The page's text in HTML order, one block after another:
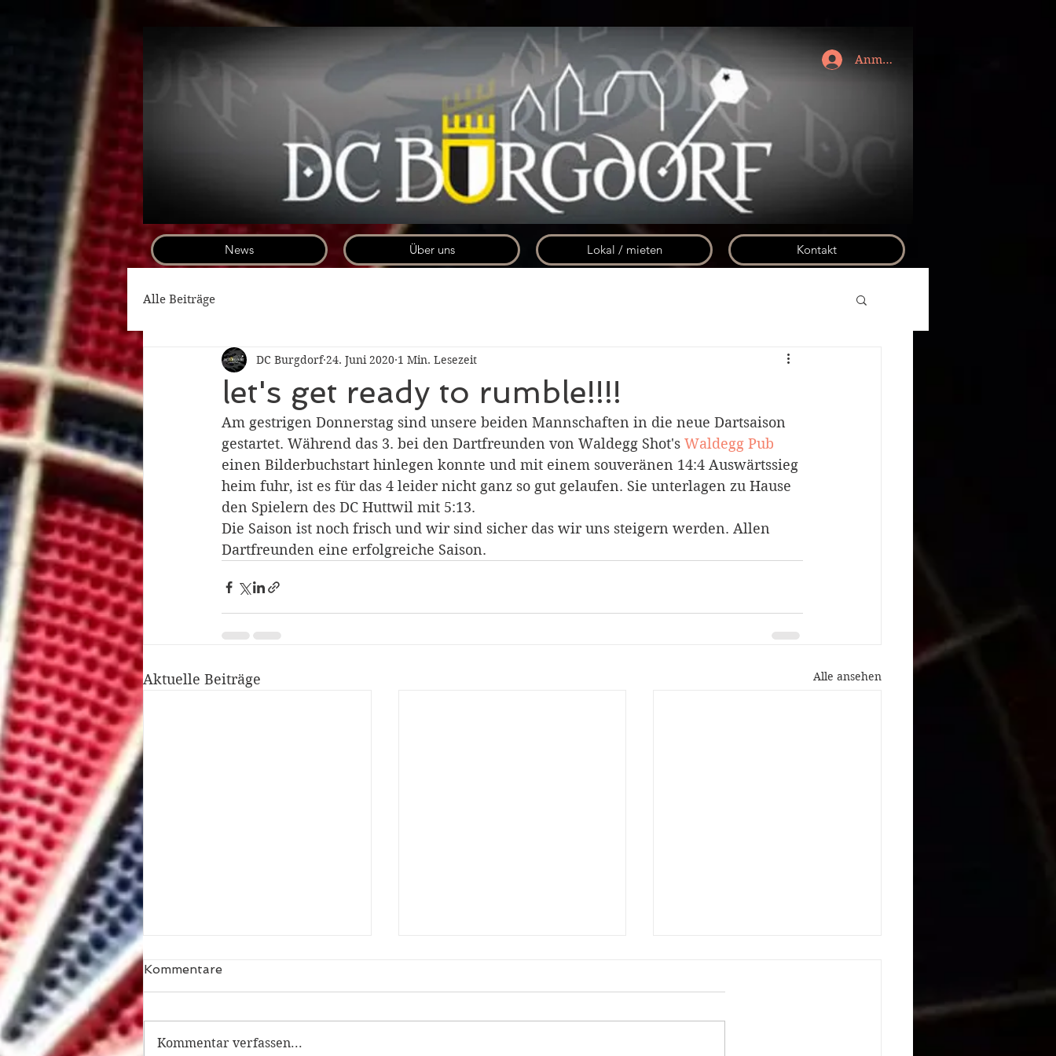
Anmelden
News Über uns Lokal / mieten Kontakt
Alle Beiträge
let's get ready to rumble!!!!
DC Burgdorf 24. Juni 2020 1 Min. Lesezeit
Am gestrigen Donnerstag sind unsere beiden Mannschaften in die neue Dartsaison
gestartet. Während das 3. bei den Dartfreunden von Waldegg Shot's Waldegg Pub
einen Bilderbuchstart hinlegen konnte und mit einem souveränen 14:4 Auswärtssieg
heim fuhr, ist es für das 4 leider nicht ganz so gut gelaufen. Sie unterlagen zu Hause
den Spielern des DC Huttwil mit 5:13.
Die Saison ist noch frisch und wir sind sicher das wir uns steigern werden. Allen
Dartfreunden eine erfolgreiche Saison.
Aktuelle Beiträge Alle ansehen
Kommentare
Kommentar verfassen...